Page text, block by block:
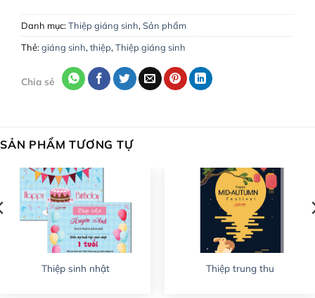
Danh mục:Thiệp giáng sinh, Sản phẩm
Thẻ:giáng sinh, thiệp, Thiệp giáng sinh
Chia sẻ
SẢN PHẨM TƯƠNG TỰ
Thiệp sinh nhật Thiệp trung thu